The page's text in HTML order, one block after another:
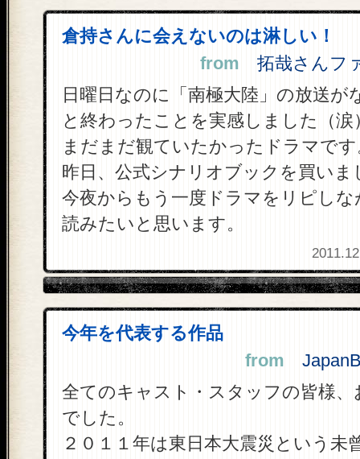
倉持さんに会えないのは淋しい！
from 拓哉さんフ
日曜日なのに「南極大陸」の放送が
と終わったことを実感しました（涙
まだまだ観ていたかったドラマです
昨日、公式シナリオブックを買いま
今夜からもう一度ドラマをリピしな
読みたいと思います。
今年を代表する作品
from
全てのキャスト・スタッフの皆様、
でした。
２０１１年は東日本大震災という未